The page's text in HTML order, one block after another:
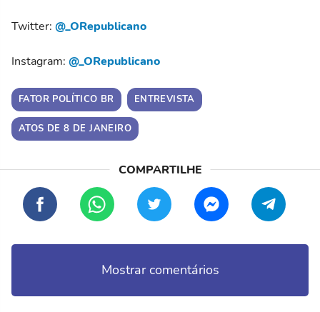
Twitter: @_ORepublicano
Instagram: @_ORepublicano
FATOR POLÍTICO BR ENTREVISTA
ATOS DE 8 DE JANEIRO
Mostrar comentários